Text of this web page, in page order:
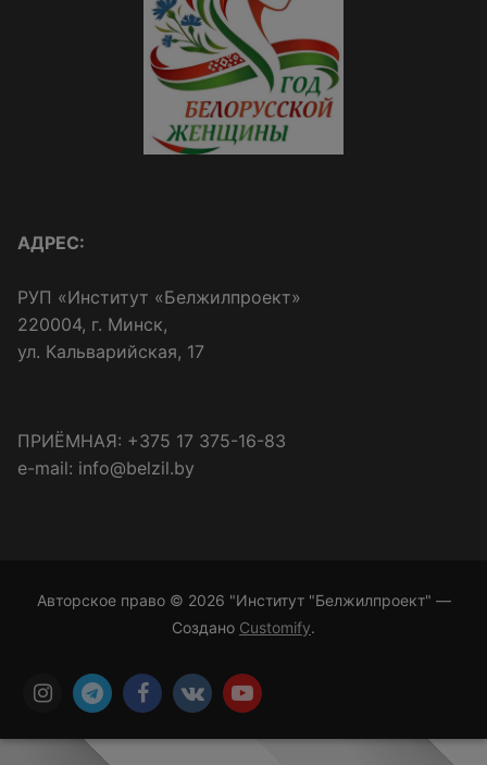
АДРЕС:
РУП «Институт «Белжилпроект»
220004, г. Минск,
ул. Кальварийская, 17
ПРИЁМНАЯ: +375 17 375-16-83
e-mail: info@belzil.by
Авторское право © 2026 "Институт "Белжилпроект" —
Создано Customify.